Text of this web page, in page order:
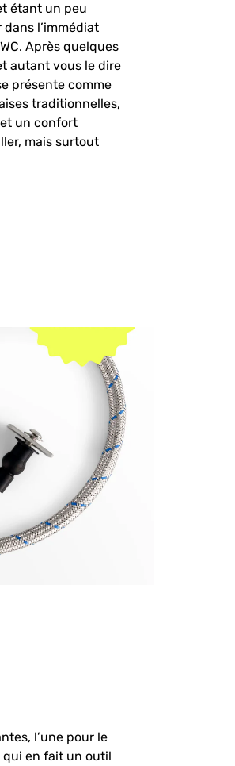
étant un peu
l’immédiat
Après quelques
autant vous le dire
présente comme
traditionnelles,
un confort
mais surtout
l’une pour le
qui en fait un outil